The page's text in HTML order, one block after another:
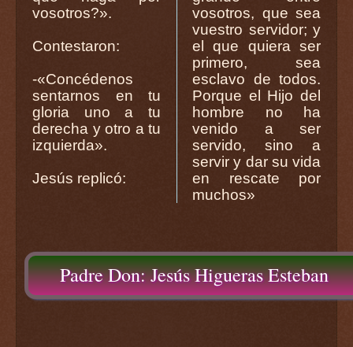
vosotros?».
Contestaron:
-«Concédenos
sentarnos en tu
gloria uno a tu
derecha y otro a tu
izquierda».
Jesús replicó:
vosotros, que sea
vuestro servidor; y
el que quiera ser
primero, sea
esclavo de todos.
Porque el Hijo del
hombre no ha
venido a ser
servido, sino a
servir y dar su vida
en rescate por
muchos»
Padre Don: Jesús Higueras Esteban